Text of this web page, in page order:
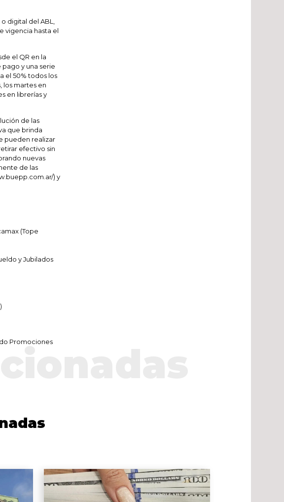
digital del ABL,
vigencia hasta el
el QR en la
y una serie
el 50% todos los
los martes en
en librerías y
de las
que brinda
pueden realizar
efectivo sin
nuevas
de las
) y
(Tope
y Jubilados
Promociones